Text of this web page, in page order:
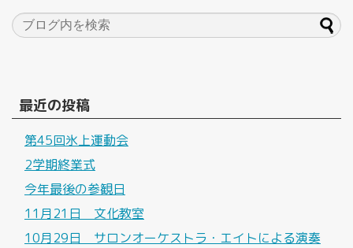
最近の投稿
第45回氷上運動会
2学期終業式
今年最後の参観日
11月21日 文化教室
10月29日 サロンオーケストラ・エイトによる演奏